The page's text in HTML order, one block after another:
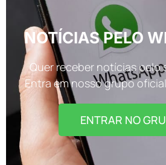
NOTÍCIAS PELO
Quer receber notícias pelo
Entra em nosso grupo
ENTRAR NO